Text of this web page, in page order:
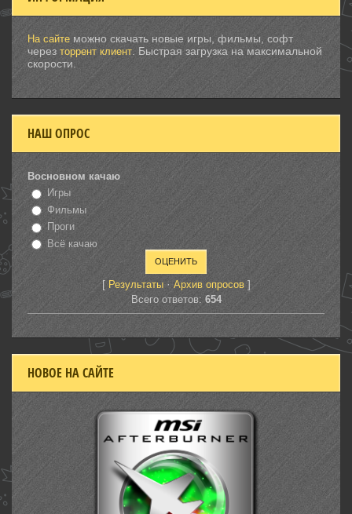
На сайте можно скачать новые игры, фильмы, софт
через торрент клиент . Быстрая загрузка на максимальной
скорости.
НАШ ОПРОС
Восновном качаю
Игры
Фильмы
Проги
Всё качаю
[ Результаты· Архив опросов]
Всего ответов: 654
НОВОЕ НА САЙТЕ